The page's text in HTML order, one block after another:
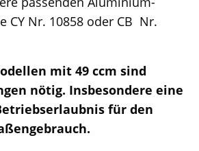
CY Nr. 10858 oder CB Nr.
mit 49 ccm sind
nötig. Insbesondere eine
für den